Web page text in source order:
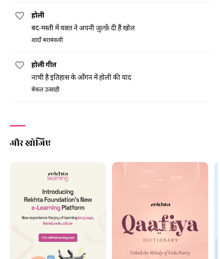
होली
बद-मस्ती में वक़्त ने अपनी ज़ुल्फ़ें दी हैं खोल
शादाँ बराबंकवी
होली गीत
नाची है इतिहास के आँगन में होली की याद
बेकल उत्साही
और खोजिए